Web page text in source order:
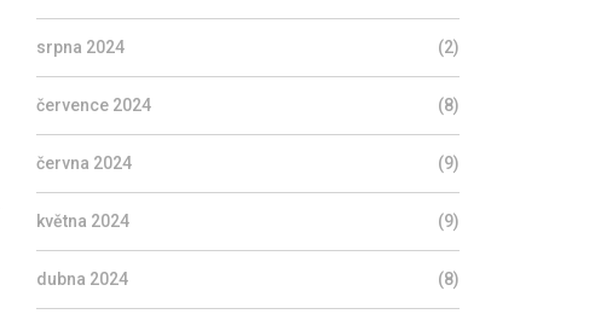
srpna 2024 (2)
července 2024 (8)
června 2024 (9)
května 2024 (9)
dubna 2024 (8)